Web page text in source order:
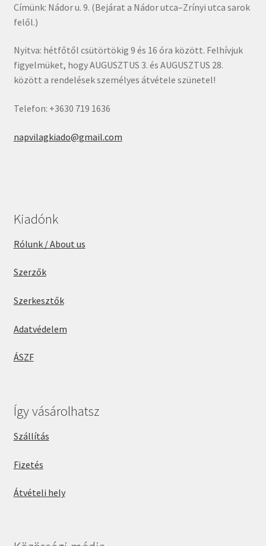
Címünk: Nádor u. 9. (Bejárat a Nádor utca–Zrínyi utca sarok
felől.)
Nyitva: hétfőtől csütörtökig 9 és 16 óra között. Felhívjuk
figyelmüket, hogy AUGUSZTUS 3. és AUGUSZTUS 28.
között a rendelések személyes átvétele szünetel!
Telefon: +3630 719 1636
napvilagkiado@gmail.com
Kiadónk
Rólunk / About us
Szerzők
Szerkesztők
Adatvédelem
ÁSZF
Így vásárolhatsz
Szállítás
Fizetés
Átvételi hely